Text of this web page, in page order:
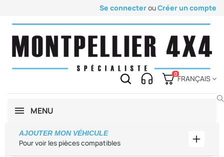
Se connecterouCréer un compte
0
FRANÇAIS
MENU
Pour voir les pièces compatibles
AJOUTER MON VÉHICULE